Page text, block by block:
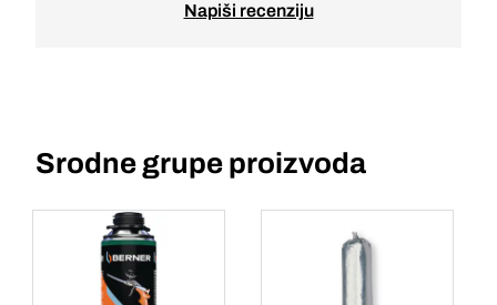
Napiši recenziju
Srodne grupe proizvoda